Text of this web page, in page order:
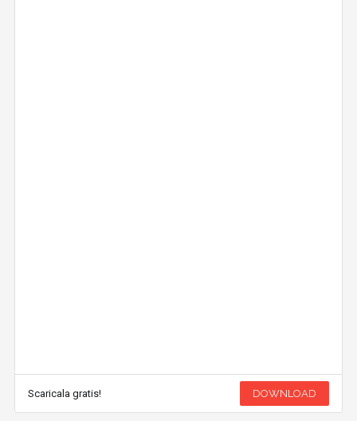
Scaricala gratis! DOWNLOAD